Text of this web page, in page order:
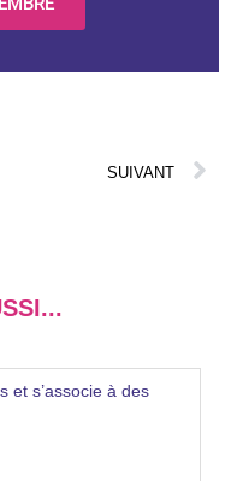
SUIVANT
et s’associe à des